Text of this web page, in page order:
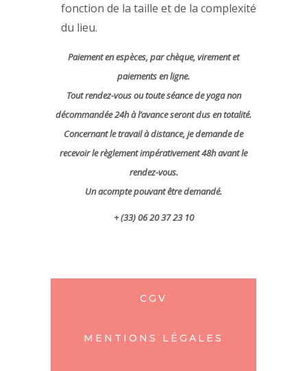
fonction de la taille et de la complexité
du lieu.
Paiement en espèces, par chèque, virement et
paiements en ligne.
Tout rendez-vous ou toute séance de yoga non
décommandée 24h à l’avance seront dus en totalité.
Concernant le travail à distance, je demande de
recevoir le règlement impérativement 48h avant le
rendez-vous.
Un acompte pouvant être demandé.
+ (33) 06 20 37 23 10
CGV
MENTIONS LÉGALES